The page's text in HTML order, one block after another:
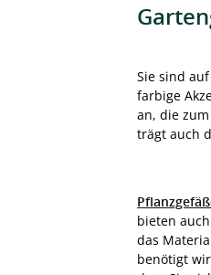
Sie sind
farbige
an, die
trägt auch
bieten
das
benötigt